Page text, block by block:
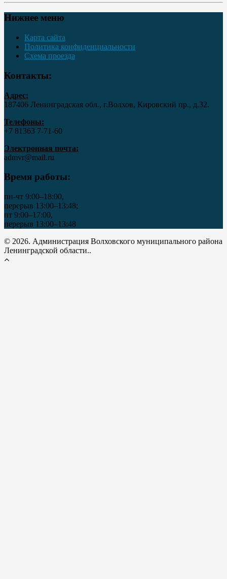
Нижнее меню
Карта сайта
Политика конфиденциальности
Схема проезда
Контакты:
Адрес:
187406 Ленинградская обл., г.Волхов, Кировский пр., д.32.
Телефоны:
+7 81363 7‑71-60
Электронная почта:
admvr@mail.ru
Время работы:
пн-чт 9:00–18:00,
перерыв 13:00–13:48;
пт 9:00–17:00,
перерыв 13:00–13:48
© 2026. Администрация Волховского муниципального района
Ленинградской области..